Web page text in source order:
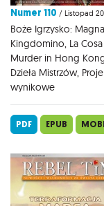
Numer 110 / Listopad
Boże Igrzysko:
Kingdomino, La
Murder in Hong
Dzieła Mistrzów,
wynikowe
PDF EPUB MOBI